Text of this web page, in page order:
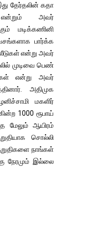
தேர்தலின் கதா
என்றும் அவர்
மடிக்கணினி
பார்க்க
என்று அவர்
முடிவை பெண்
என்று அவர்
அதிமுக
மகளிர்
1000 ரூபாய்
மேலும் ஆயிரம்
சொல்லி
நாங்கள்
நேரமும் இல்லை